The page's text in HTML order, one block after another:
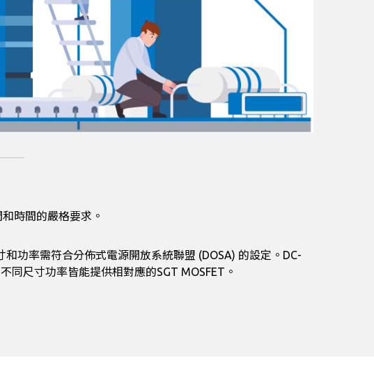
時間的嚴格要求。
功率需符合分佈式電源開放系統聯盟 (DOSA) 的設定。DC-
同尺寸功率皆能提供相對應的SGT MOSFET。